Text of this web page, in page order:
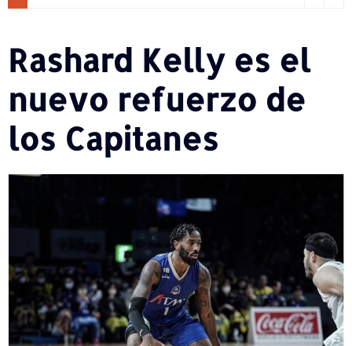
Rashard Kelly es el
nuevo refuerzo de
los Capitanes